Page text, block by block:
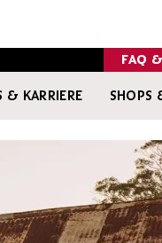
FAQ
& KARRIERE SHOPS
INSPIRATION